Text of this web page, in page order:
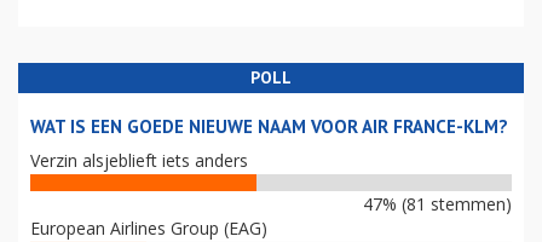
POLL
WAT IS EEN GOEDE NIEUWE NAAM VOOR AIR FRANCE-KLM?
Verzin alsjeblieft iets anders
47% (81 stemmen)
European Airlines Group (EAG)